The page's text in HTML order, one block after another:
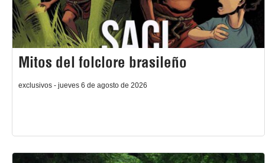
Mitos del folclore brasileño
exclusivos - jueves 6 de agosto de 2026